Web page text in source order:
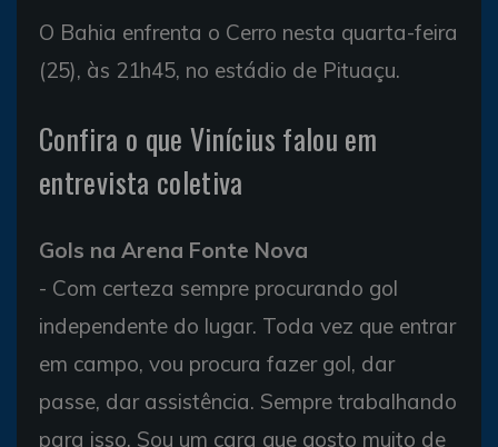
O Bahia enfrenta o Cerro nesta quarta-feira
(25), às 21h45, no estádio de Pituaçu.
Confira o que Vinícius falou em
entrevista coletiva
Gols na Arena Fonte Nova
- Com certeza sempre procurando gol
independente do lugar. Toda vez que entrar
em campo, vou procura fazer gol, dar
passe, dar assistência. Sempre trabalhando
para isso. Sou um cara que gosto muito de